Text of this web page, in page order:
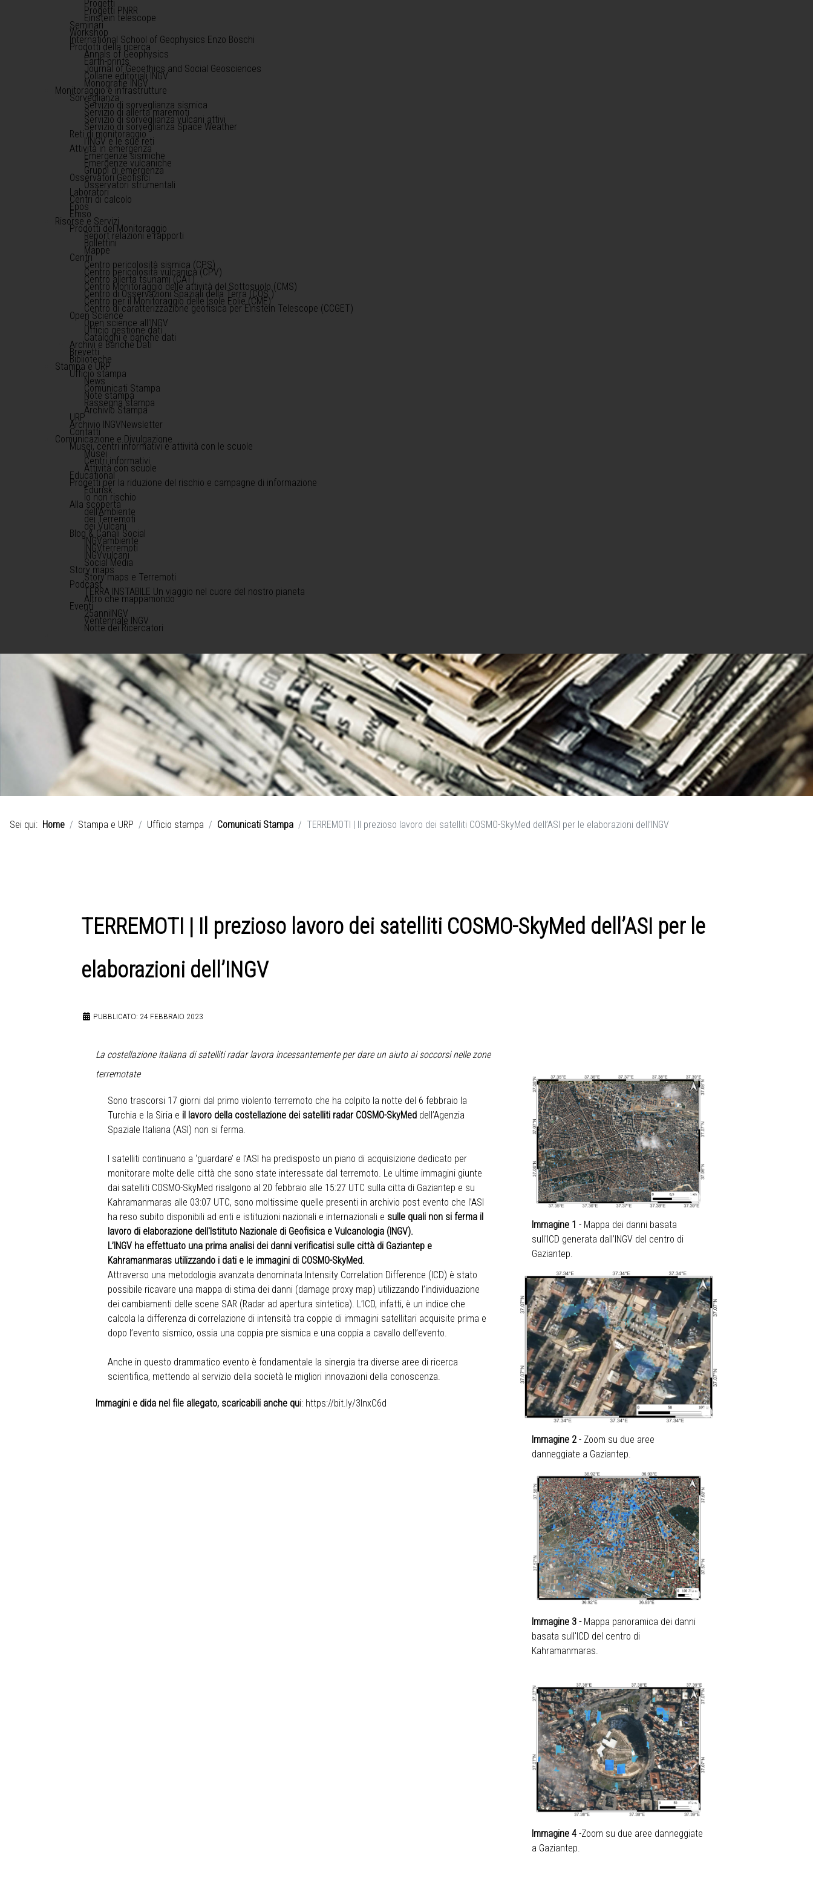
Progetti
Progetti PNRR
Einstein telescope
Seminari
Workshop
International School of Geophysics Enzo Boschi
Prodotti della ricerca
Annals of Geophysics
Earth-prints
Journal of Geoethics and Social Geosciences
Collane editoriali INGV
Monografie INGV
Monitoraggio e infrastrutture
Sorveglianza
Servizio di sorveglianza sismica
Servizio di allerta maremoti
Servizio di sorveglianza vulcani attivi
Servizio di sorveglianza Space Weather
Reti di monitoraggio
l'INGV e le sue reti
Attività in emergenza
Emergenze sismiche
Emergenze vulcaniche
Gruppi di emergenza
Osservatori Geofisici
Osservatori strumentali
Laboratori
Centri di calcolo
Epos
Emso
Risorse e Servizi
Prodotti del Monitoraggio
Report relazioni e rapporti
Bollettini
Mappe
Centri
Centro pericolosità sismica (CPS)
Centro pericolosità vulcanica (CPV)
Centro allerta tsunami (CAT)
Centro Monitoraggio delle attività del Sottosuolo (CMS)
Centro di Osservazioni Spaziali della Terra (COS )
Centro per il Monitoraggio delle Isole Eolie (CME)
Centro di caratterizzazione geofisica per Einstein Telescope (CCGET)
Open Science
Open science all'INGV
Ufficio gestione dati
Cataloghi e banche dati
Archivi e Banche Dati
Brevetti
Biblioteche
Stampa e URP
Ufficio stampa
News
Comunicati Stampa
Note stampa
Rassegna stampa
Archivio Stampa
URP
Archivio INGVNewsletter
Contatti
Comunicazione e Divulgazione
Musei, centri informativi e attività con le scuole
Musei
Centri informativi
Attività con scuole
Educational
Progetti per la riduzione del rischio e campagne di informazione
Edurisk
Io non rischio
Alla scoperta
dell'Ambiente
dei Terremoti
dei Vulcani
Blog & Canali Social
INGVambiente
INGVterremoti
INGVvulcani
Social Media
Story maps
Story maps e Terremoti
Podcast
TERRA INSTABILE Un viaggio nel cuore del nostro pianeta
Altro che mappamondo
Eventi
25anniINGV
Ventennale INGV
Notte dei Ricercatori
Sei qui: Home Stampa e URP Ufficio stampa Comunicati Stampa TERREMOTI | Il prezioso lavoro dei satelliti COSMO-SkyMed dell’ASI per le elaborazioni dell’INGV
TERREMOTI | Il prezioso lavoro dei satelliti COSMO-SkyMed dell’ASI per le
elaborazioni dell’INGV
PUBBLICATO: 24 FEBBRAIO 2023
La costellazione italiana di satelliti radar lavora incessantemente per dare un aiuto ai soccorsi nelle zone
terremotate
Sono trascorsi 17 giorni dal primo violento terremoto che ha colpito la notte del 6 febbraio la
Turchia e la Siria e il lavoro della costellazione dei satelliti radar COSMO-SkyMed dell’Agenzia
Spaziale Italiana (ASI) non si ferma.
I satelliti continuano a ‘guardare’ e l’ASI ha predisposto un piano di acquisizione dedicato per
monitorare molte delle città che sono state interessate dal terremoto. Le ultime immagini giunte
dai satelliti COSMO-SkyMed risalgono al 20 febbraio alle 15:27 UTC sulla citta di Gaziantep e su
Kahramanmaras alle 03:07 UTC, sono moltissime quelle presenti in archivio post evento che l’ASI
ha reso subito disponibili ad enti e istituzioni nazionali e internazionali e sulle quali non si ferma il
lavoro di elaborazione dell'Istituto Nazionale di Geofisica e Vulcanologia (INGV).
L’INGV ha effettuato una prima analisi dei danni verificatisi sulle città di Gaziantep e
Kahramanmaras utilizzando i dati e le immagini di COSMO-SkyMed.
Attraverso una metodologia avanzata denominata Intensity Correlation Difference (ICD) è stato
possibile ricavare una mappa di stima dei danni (damage proxy map) utilizzando l’individuazione
dei cambiamenti delle scene SAR (Radar ad apertura sintetica). L’ICD, infatti, è un indice che
calcola la differenza di correlazione di intensità tra coppie di immagini satellitari acquisite prima e
dopo l’evento sismico, ossia una coppia pre sismica e una coppia a cavallo dell’evento.
Anche in questo drammatico evento è fondamentale la sinergia tra diverse aree di ricerca
scientifica, mettendo al servizio della società le migliori innovazioni della conoscenza.
Immagini e dida nel file allegato, scaricabili anche qui: https://bit.ly/3InxC6d
Immagine 1 - Mappa dei danni basata
sull'ICD generata dall’INGV del centro di
Gaziantep.
Immagine 2 - Zoom su due aree
danneggiate a Gaziantep.
Immagine 3 -Mappa panoramica dei danni
basata sull'ICD del centro di
Kahramanmaras.
Immagine 4-Zoom su due aree danneggiate
a Gaziantep.